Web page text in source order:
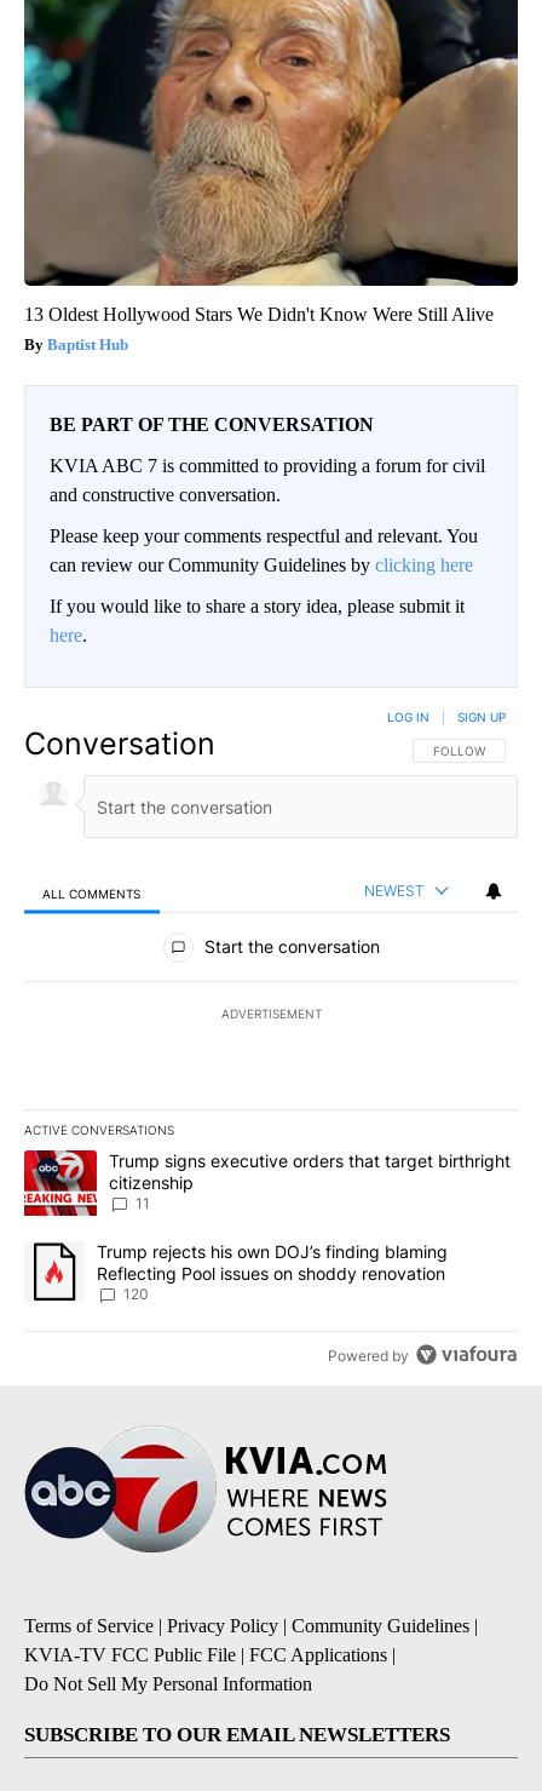
13 Oldest Hollywood Stars We Didn't Know Were Still Alive
Baptist Hub
BE PART OF THE CONVERSATION
KVIA ABC 7 is committed to providing a forum for civil
and constructive conversation.
Please keep your comments respectful and relevant. You
can review our Community Guidelines by clicking here
If you would like to share a story idea, please submit it
here.
Conversation FOLLOW THIS
FOLLOW
LOG IN SIGN UP
ALL COMMENTS NEWEST
All Comments
Start the conversation
ADVERTISEMENT
ACTIVE CONVERSATIONS
The following is a list of the most commented articles in the last
A trending article titled "Trump signs executive orders that
Trump signs executive orders that target birthright
citizenship
11
A trending article titled "Trump rejects his own DOJ’s finding
Trump rejects his own DOJ’s finding blaming
Reflecting Pool issues on shoddy renovation
120
Powered by
Terms of Service | Privacy Policy | Community Guidelines |
KVIA-TV FCC Public File | FCC Applications |
Do Not Sell My Personal Information
SUBSCRIBE TO OUR EMAIL NEWSLETTERS